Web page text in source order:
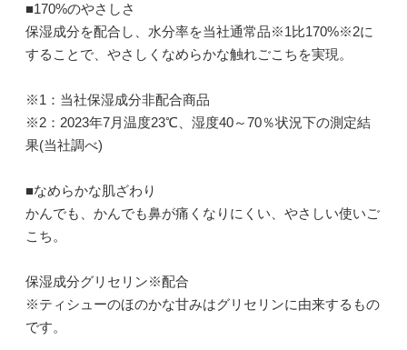
■170%のやさしさ
保湿成分を配合し、水分率を当社通常品※1比170%※2に
することで、やさしくなめらかな触れごこちを実現。
※1：当社保湿成分非配合商品
※2：2023年7月温度23℃、湿度40～70％状況下の測定結
果(当社調べ)
■なめらかな肌ざわり
かんでも、かんでも鼻が痛くなりにくい、やさしい使いご
こち。
保湿成分グリセリン※配合
※ティシューのほのかな甘みはグリセリンに由来するもの
です。